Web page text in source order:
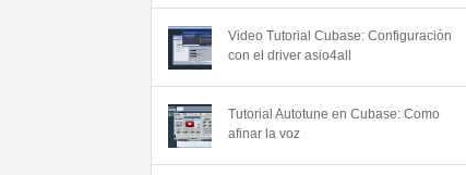
Video Tutorial Cubase: Configuración
con el driver asio4all
Tutorial Autotune en Cubase: Como
afinar la voz